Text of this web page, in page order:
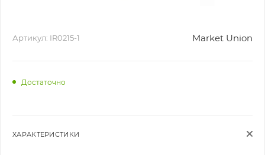
Артикул: IR0215-1 Market Union
Достаточно
ХАРАКТЕРИСТИКИ